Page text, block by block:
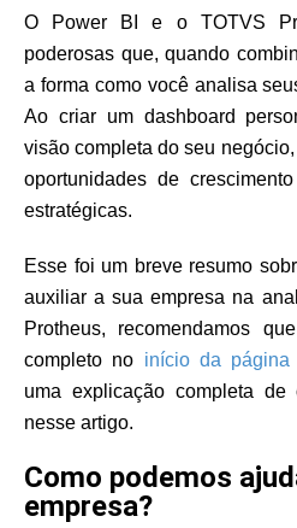
O Power BI e o TOTVS
poderosas que, quando
a forma como você analisa
Ao criar um dashboard
visão completa do seu
oportunidades de
estratégicas.
Esse foi um breve resumo
auxiliar a sua empresa na
Protheus, recomendamos
completo no início da página
uma explicação completa de
nesse artigo.
Como podemos
empresa?